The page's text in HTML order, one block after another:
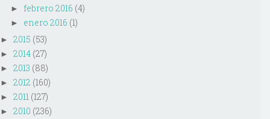
► febrero 2016 (4)
► enero 2016 (1)
► 2015 (53)
► 2014 (27)
► 2013 (88)
► 2012 (160)
► 2011 (127)
► 2010 (236)